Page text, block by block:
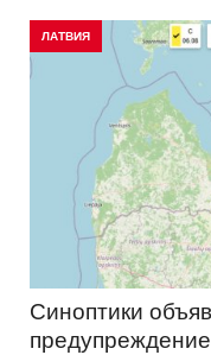
ЛАТВИЯ
Синоптики